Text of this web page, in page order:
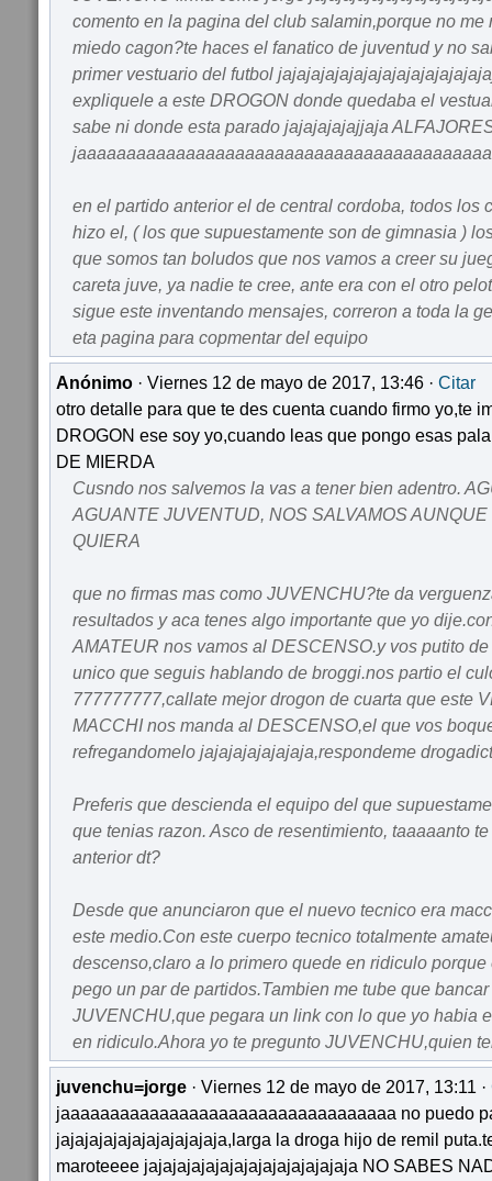
comento en la pagina del club salamin,porque no
miedo cagon?te haces el fanatico de juventud y no
primer vestuario del futbol
expliquele a este DROGON donde quedaba el
sabe ni donde esta parado jajajajajajjaja
en el partido anterior el de central cordoba, todos los
hizo el, ( los que supuestamente son de gimnasia )
que somos tan boludos que nos vamos a creer su
careta juve, ya nadie te cree, ante era con el otro
sigue este inventando mensajes, correron a toda la
eta pagina para copmentar del equipo
Anónimo · Viernes 12 de mayo de 2017, 13:46 · Citar
otro detalle para que te des cuenta cuando firmo yo,te
DROGON ese soy yo,cuando leas que pongo esas
DE MIERDA
Cusndo nos salvemos la vas a tener bien adentro.
AGUANTE JUVENTUD, NOS SALVAMOS
QUIERA
que no firmas mas como JUVENCHU?te da
resultados y aca tenes algo importante que yo
AMATEUR nos vamos al DESCENSO.y vos putito
unico que seguis hablando de broggi.nos partio el
777777777,callate mejor drogon de cuarta que este
MACCHI nos manda al DESCENSO,el que vos
refregandomelo jajajajajajajaja,respondeme
Preferis que descienda el equipo del que
que tenias razon. Asco de resentimiento, taaaaanto
anterior dt?
Desde que anunciaron que el nuevo tecnico era
este medio.Con este cuerpo tecnico totalmente
descenso,claro a lo primero quede en ridiculo
pego un par de partidos.Tambien me tube que
JUVENCHU,que pegara un link con lo que yo habia
en ridiculo.Ahora yo te pregunto JUVENCHU,quien
juvenchu=jorge · Viernes 12 de mayo de 2017, 13:11 ·
jaaaaaaaaaaaaaaaaaaaaaaaaaaaaaaaaaa no puedo
jajajajajajajajajajajaja,larga la droga hijo de remil
maroteeee jajajajajajajajajajajajajajaja NO SABES